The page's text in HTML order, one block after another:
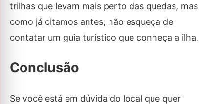
trilhas que levam mais perto das quedas, mas
como já citamos antes, não esqueça de
contatar um guia turístico que conheça a ilha.
Conclusão
Se você está em dúvida do local que quer